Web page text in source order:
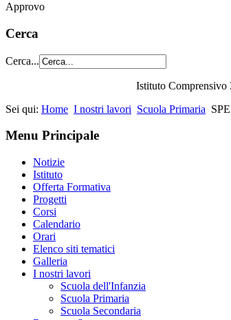
Approvo
Cerca
Cerca...
Istituto
Sei qui: Home I nostri lavori Scuola Primaria
Menu Principale
Notizie
Istituto
Offerta Formativa
Progetti
Corsi
Calendario
Orari
Elenco siti tematici
Galleria
I nostri lavori
Scuola dell'Infanzia
Scuola Primaria
Scuola Secondaria